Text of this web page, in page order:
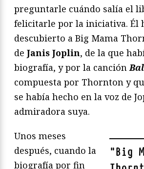
preguntarle cuándo salía el
felicitarle por la iniciativa. Él
descubierto a Big Mama
de Janis Joplin, de la que
biografía, y por la canción
compuesta por Thornton y
se había hecho en la voz de
admiradora suya.
"Big
Unos meses
después, cuando la
biografía por fin